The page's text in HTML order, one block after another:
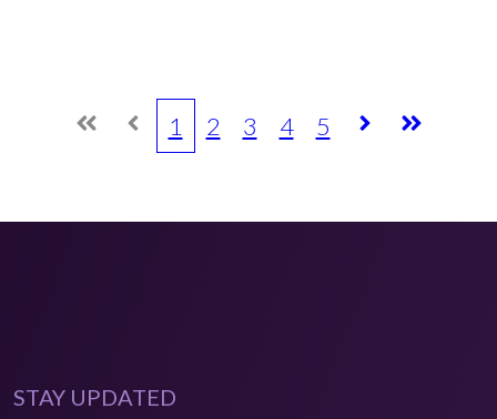
1 2 3 4 5
STAY UPDATED